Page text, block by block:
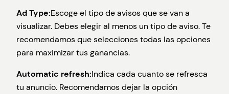
Ad Type:Escoge el tipo de avisos que se van a
visualizar. Debes elegir al menos un tipo de aviso. Te
recomendamos que selecciones todas las opciones
para maximizar tus ganancias.
Automatic refresh:Indica cada cuanto se refresca
tu anuncio. Recomendamos dejar la opción